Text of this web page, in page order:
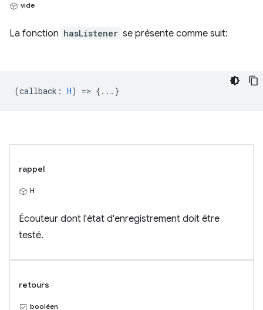
vide
La fonction hasListener se présente comme suit:
(callback : H) => {...}
rappel
H
Écouteur dont l'état d'enregistrement doit être
testé.
retours
booléen